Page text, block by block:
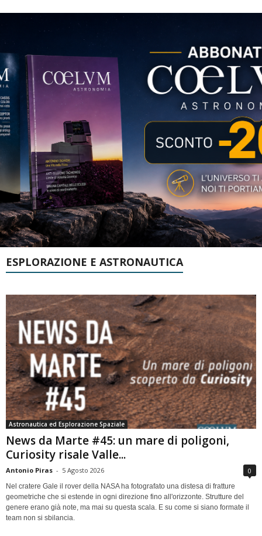
ESPLORAZIONE E ASTRONAUTICA
Astronautica ed Esplorazione Spaziale
News da Marte #45: un mare di poligoni,
Curiosity risale Valle...
Antonio Piras - 5 Agosto 2026 0
Nel cratere Gale il rover della NASA ha fotografato una distesa di fratture
geometriche che si estende in ogni direzione fino all'orizzonte. Strutture del
genere erano già note, ma mai su questa scala. E su come si siano formate il
team non si sbilancia.